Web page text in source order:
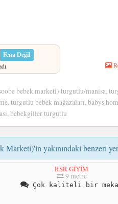
Fena Değil
bebek marketi) turgutlu/manisa,
turgutlu bebek mağazaları, babys
bebekgiller turgutlu
Marketi)'in yakınındaki benzeri
RSR GİYİM
9 metre
Çok kaliteli bir